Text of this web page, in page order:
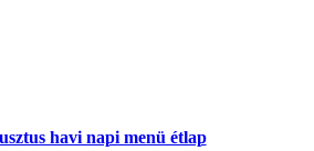
havi napi menü étlap